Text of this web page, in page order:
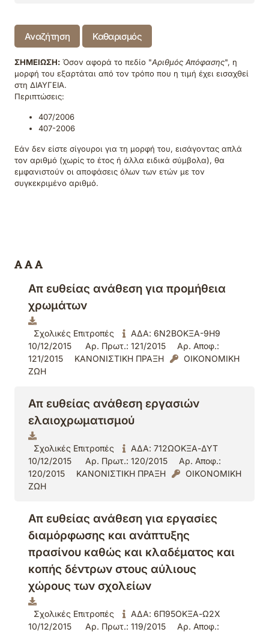
Αναζήτηση Καθαρισμός
ΣΗΜΕΙΩΣΗ: Όσον αφορά το πεδίο "Αριθμός Απόφασης", η
μορφή του εξαρτάται από τον τρόπο που η τιμή έχει εισαχθεί
στη ΔΙΑΥΓΕΙΑ.
Περιπτώσεις:
407/2006
407-2006
Εάν δεν είστε σίγουροι για τη μορφή του, εισάγοντας απλά
τον αριθμό (χωρίς το έτος ή άλλα ειδικά σύμβολα), θα
εμφανιστούν οι αποφάσεις όλων των ετών με τον
συγκεκριμένο αριθμό.
Απ ευθείας ανάθεση για προμήθεια
χρωμάτων
Σχολικές Επιτροπές
ΑΔΑ: 6Ν2ΒΟΚΞΑ-9Η9
10/12/2015
Αρ. Πρωτ.: 121/2015
Αρ. Αποφ.:
121/2015
ΚΑΝΟΝΙΣΤΙΚΗ ΠΡΑΞΗ
ΟΙΚΟΝΟΜΙΚΗ
ΖΩΗ
Απ ευθείας ανάθεση εργασιών
ελαιοχρωματισμού
Σχολικές Επιτροπές
ΑΔΑ: 712ΩΟΚΞΑ-ΔΥΤ
10/12/2015
Αρ. Πρωτ.: 120/2015
Αρ. Αποφ.:
120/2015
ΚΑΝΟΝΙΣΤΙΚΗ ΠΡΑΞΗ
ΟΙΚΟΝΟΜΙΚΗ
ΖΩΗ
Απ ευθείας ανάθεση για εργασίες
διαμόρφωσης και ανάπτυξης
πρασίνου καθώς και κλαδέματος και
κοπής δέντρων στους αύλιους
χώρους των σχολείων
Σχολικές Επιτροπές
ΑΔΑ: 6Π95ΟΚΞΑ-Ω2Χ
10/12/2015
Αρ. Πρωτ.: 119/2015
Αρ. Αποφ.: